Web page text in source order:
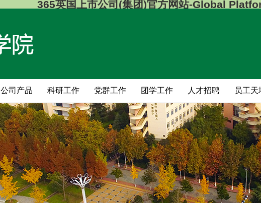
365英国上市公司(集团)官方网站-Global
公司产品 科研工作 党群工作 团学工作 人才招聘 员工天